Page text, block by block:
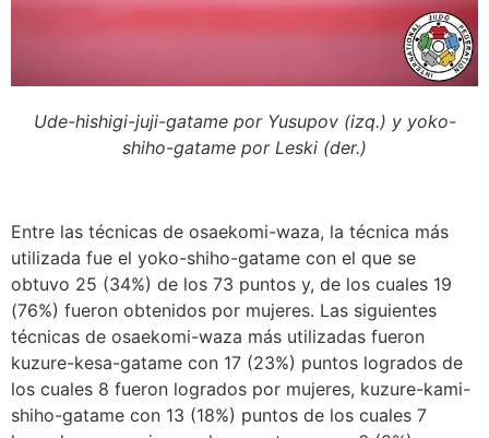
Ude-hishigi-juji-gatame por Yusupov (izq.) y yoko-
shiho-gatame por Leski (der.)
Entre las técnicas de osaekomi-waza, la técnica más
utilizada fue el yoko-shiho-gatame con el que se
obtuvo 25 (34%) de los 73 puntos y, de los cuales 19
(76%) fueron obtenidos por mujeres. Las siguientes
técnicas de osaekomi-waza más utilizadas fueron
kuzure-kesa-gatame con 17 (23%) puntos logrados de
los cuales 8 fueron logrados por mujeres, kuzure-kami-
shiho-gatame con 13 (18%) puntos de los cuales 7